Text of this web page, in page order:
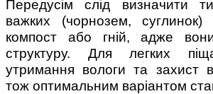
Передусім слід визначити
важких (чорнозем,
компост або гній, адже
структуру. Для легких
утримання вологи та захист
тож оптимальним варіантом